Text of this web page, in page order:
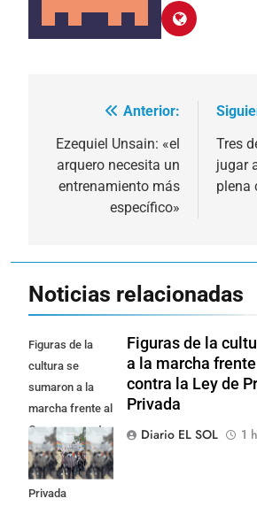
Navegación
de
entradas
Anterior:
Ezequiel Unsain: «el
arquero necesita un
entrenamiento más
específico»
Tres
jugar
plena
Noticias relacionadas
Figuras de la
cultura se
sumaron a la
marcha frente al
Congreso contra
la Ley de
Propiedad
Privada
Figuras de la
a la marcha
contra la Ley de
Privada
Diario EL SOL
1